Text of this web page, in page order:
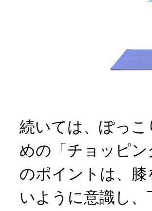
続いては、ぽっ
めの「チョッピ
のポイントは、
いように意識し